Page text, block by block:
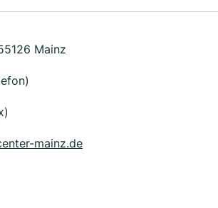
Mainz
mainz.de